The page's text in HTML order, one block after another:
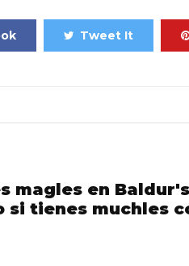
Tweet It
magles en
si tienes muchles